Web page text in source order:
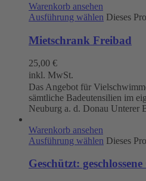
Warenkorb ansehen
Ausführung wählen Dieses
Mietschrank Freibad
25,00 €
inkl. MwSt.
Das Angebot für
sämtliche Badeutensilien im
Neuburg a. d. Donau Unterer
Warenkorb ansehen
Ausführung wählen Dieses
Geschützt: